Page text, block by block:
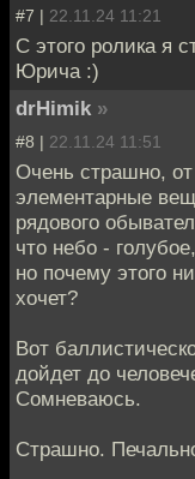
#7 | 22.11.24 11:21
С этого ролика я
Юрича :)
drHimik »
#8 | 22.11.24 11:51
Очень страшно,
элементарные
рядового
что небо -
но почему этого
хочет?
Вот
дойдет до
Сомневаюсь.
Страшно.